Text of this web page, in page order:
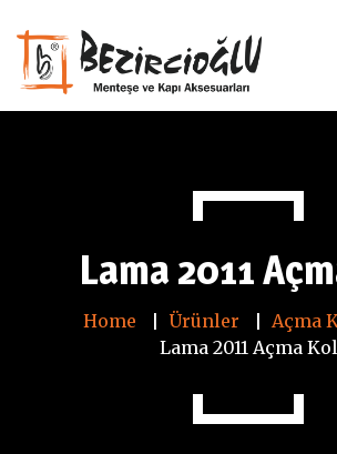
Lama 2011
Home Ürünler
Açma
Lama 2011 Açma Kol